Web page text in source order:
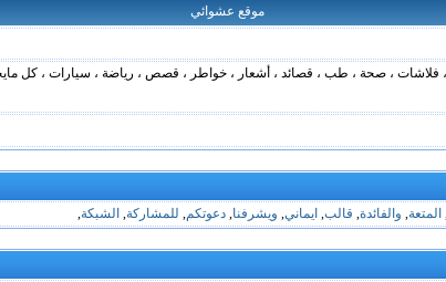
موقع عشوائي
، فلاشات ، صحة ، طب ، قصائد ، أشعار ، خواطر ، قصص ، رياضة ، سيارات ، كل
المتعة, والفائدة, قالب, ايماني, ويشرفنا, دعوتكم, للمشاركة, الشبكة,